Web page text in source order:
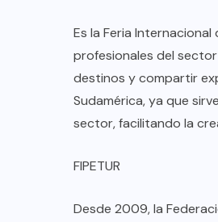
Es la Feria
profesionales del
destinos y compartir
Sudamérica, ya que
sector, facilitando la
FIPETUR
Desde 2009, la